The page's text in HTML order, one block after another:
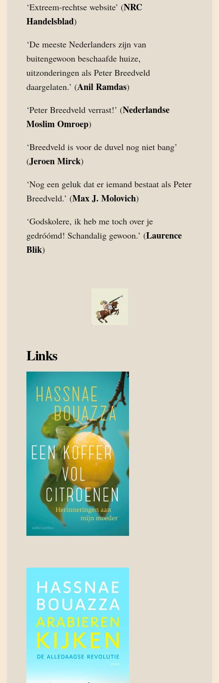
‘Extreem-rechtse website’ (NRC
Handelsblad)
‘De meeste Nederlanders zijn van
buitengewoon beschaafde huize,
uitzonderingen als Peter Breedveld
daargelaten.’ (Anil Ramdas)
‘Peter Breedveld verrast!’ (Nederlandse
Moslim Omroep)
‘Breedveld is voor de duvel nog niet bang’
(Jeroen Mirck)
‘Nog een geluk dat er iemand bestaat als Peter
Breedveld.’ (Max J. Molovich)
‘Godskolere, ik heb me toch over je
gedróómd! Schandalig gewoon.’ (Laurence
Blik)
Links